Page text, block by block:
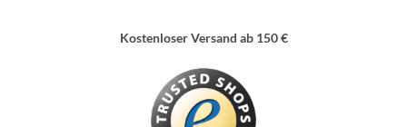
Kostenloser Versand ab 150 €